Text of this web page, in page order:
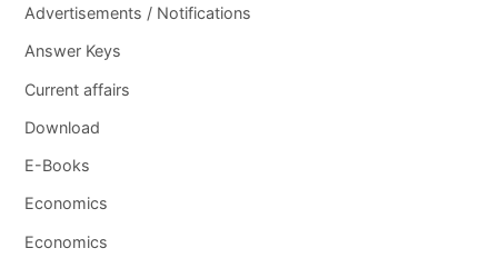
Advertisements / Notifications
Answer Keys
Current affairs
Download
E-Books
Economics
Economics